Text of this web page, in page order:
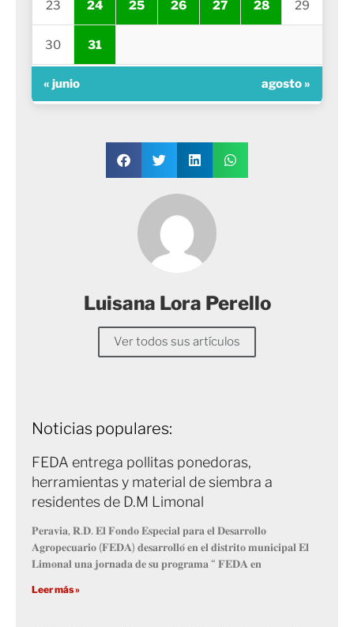
23 24 25 26 27 28 29
30 31
« junio agosto »
Luisana Lora Perello
Ver todos sus artículos
Noticias populares:
FEDA entrega pollitas ponedoras,
herramientas y material de siembra a
residentes de D.M Limonal
𝐏𝐞𝐫𝐚𝐯𝐢𝐚, 𝐑.𝐃. 𝐄𝐥 𝐅𝐨𝐧𝐝𝐨 𝐄𝐬𝐩𝐞𝐜𝐢𝐚𝐥 𝐩𝐚𝐫𝐚 𝐞𝐥 𝐃𝐞𝐬𝐚𝐫𝐫𝐨𝐥𝐥𝐨
𝐀𝐠𝐫𝐨𝐩𝐞𝐜𝐮𝐚𝐫𝐢𝐨 (𝐅𝐄𝐃𝐀) 𝐝𝐞𝐬𝐚𝐫𝐫𝐨𝐥𝐥𝐨́ 𝐞𝐧 𝐞𝐥 𝐝𝐢𝐬𝐭𝐫𝐢𝐭𝐨 𝐦𝐮𝐧𝐢𝐜𝐢𝐩𝐚𝐥 𝐄𝐥
𝐋𝐢𝐦𝐨𝐧𝐚𝐥 𝐮𝐧𝐚 𝐣𝐨𝐫𝐧𝐚𝐝𝐚 𝐝𝐞 𝐬𝐮 𝐩𝐫𝐨𝐠𝐫𝐚𝐦𝐚 “ 𝐅𝐄𝐃𝐀 𝐞𝐧
Leer más »